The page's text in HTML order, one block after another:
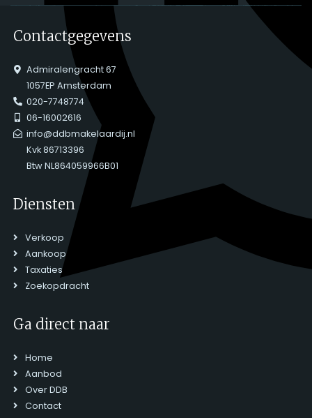
Contactgegevens
Admiralengracht 67
1057EP Amsterdam
020-7748774
06-16002616
info@ddbmakelaardij.nl
Kvk 86713396
Btw NL864059966B01
Diensten
Verkoop
Aankoop
Taxaties
Zoekopdracht
Ga direct naar
Home
Aanbod
Over DDB
Contact